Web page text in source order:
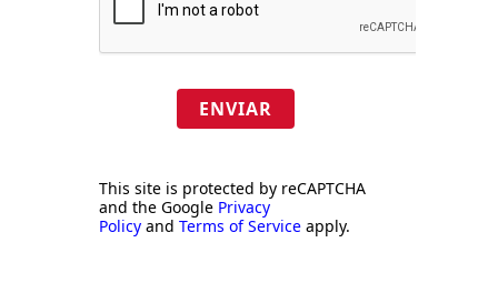
ENVIAR
This site is protected by reCAPTCHA
and the Google Privacy
Policy and Terms of Service apply.